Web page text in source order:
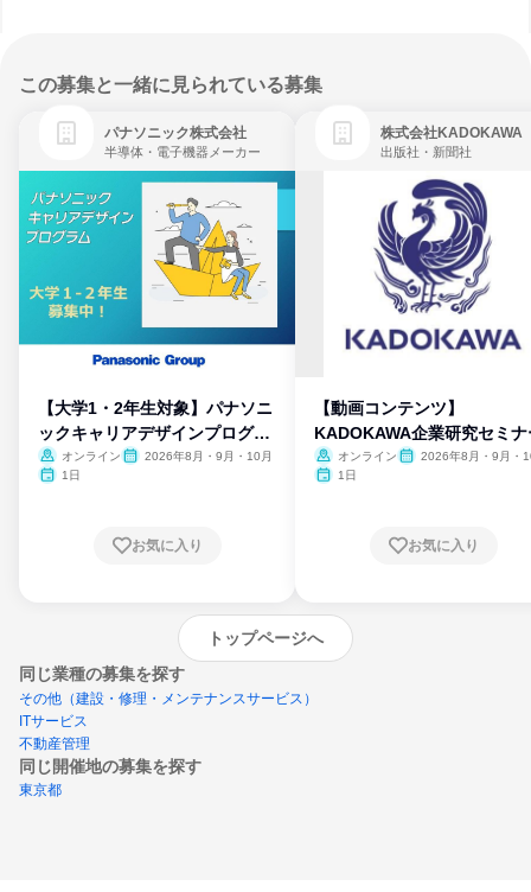
この募集と一緒に見られている募集
パナソニック株式会社
半導体・電子機器メーカー
【大学1・2年生対象】パナソニ
ックキャリアデザインプログラ
ム
オンライン
2026年8月・9月・10月
1日
お気に入り
株式会社KADOKAWA
出版社・新聞社
【動画コンテンツ】
KADOKAWA企業研究セミナ
オンライン
2026年8月・9月・
1日
お気に入り
トップページへ
同じ業種の募集を探す
その他（建設・修理・メンテナンスサービス）
ITサービス
不動産管理
同じ開催地の募集を探す
東京都